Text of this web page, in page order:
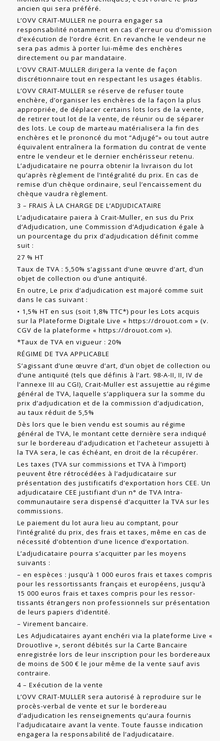
ancien qui sera préféré.
L’OVV CRAIT-MULLER ne pourra engager sa
responsabilité notamment en cas d’erreur ou d’omission
d’exécution de l’ordre écrit. En revanche le vendeur ne
sera pas admis à porter lui-même des enchères
directement ou par mandataire.
L’OVV CRAIT-MULLER dirigera la vente de façon
discrétionnaire tout en respect­ant les usages établis.
L’OVV CRAIT-MULLER se réserve de refuser toute
enchère, d’organiser les enchères de la façon la plus
appropriée, de déplacer certains lots lors de la vente,
de retirer tout lot de la vente, de réunir ou de séparer
des lots. Le coup de marteau matériali­sera la fin des
enchères et le prononcé du mot “Adjugé”» ou tout autre
équivalent entraînera la formation du contrat de vente
entre le vendeur et le dernier enchéris­seur retenu.
L’adjudicataire ne pourra obtenir la livraison du lot
qu’après règlement de l’intégralité du prix. En cas de
remise d’un chèque ordinaire, seul l’encaissement du
chèque vaudra règlement.
3 – FRAIS À LA CHARGE DE L’ADJUDICATAIRE
L’adjudicataire paiera à Crait-Muller, en sus du Prix
d’Adjudication, une Commission d’Adjudication égale à
un pourcentage du prix d’adjudication définit comme
suit :
27 % HT
Taux de TVA : 5,50% s’agissant d’une œuvre d’art, d’un
objet de collection ou d’une antiquité.
En outre, Le prix d’adjudication est majoré comme suit
dans le cas suivant :
• 1,5% HT en sus (soit 1,8% TTC*) pour les Lots acquis
sur la Plateforme Digitale Live « https://drouot.com » (v.
CGV de la plateforme « https://drouot.com »).
*Taux de TVA en vigueur : 20%
RÉGIME DE TVA APPLICABLE
S’agissant d’une œuvre d’art, d’un objet de collection ou
d’une antiquité (tels que définis à l’art. 98-A-II, II, IV de
l’annexe III au CGI), Crait-Muller est assujettie au régime
général de TVA, laquelle s’appliquera sur la somme du
prix d’adjudication et de la commission d’adjudication,
au taux réduit de 5,5%
Dès lors que le bien vendu est soumis au régime
général de TVA, le montant cette dernière sera indiqué
sur le bordereau d’adjudication et l’acheteur assujetti à
la TVA sera, le cas échéant, en droit de la récupérer.
Les taxes (TVA sur commissions et TVA à l’import)
peuvent être rétrocédées à l’adjudicataire sur
présentation des justificatifs d’exportation hors CEE. Un
adjudicataire CEE justifiant d’un n° de TVA Intra-
communautaire sera dis­pensé d’acquitter la TVA sur les
commissions.
Le paiement du lot aura lieu au comptant, pour
l’intégralité du prix, des frais et taxes, même en cas de
nécessité d’obtention d’une licence d’exportation.
L’adjudicataire pourra s’acquitter par les moyens
suivants :
– en espèces : jusqu’à 1 000 euros frais et taxes compris
pour les ressortissants français et européens, jusqu’à
15 000 euros frais et taxes compris pour les ressor­
tissants étrangers non professionnels sur présentation
de leurs papiers d’identité.
– Virement bancaire.
Les Adjudicataires ayant enchéri via la plateforme Live «
Drouotlive », seront débités sur la Carte Bancaire
enregistrée lors de leur inscription pour les bordereaux
de moins de 500 € le jour même de la vente sauf avis
contraire.
4 – Exécution de la vente
L’OVV CRAIT-MULLER sera autorisé à reproduire sur le
procès-verbal de vente et sur le bordereau
d’adjudication les renseignements qu’aura fournis
l’adjudi­cataire avant la vente. Toute fausse indication
engagera la responsabilité de l’ad­judicataire.